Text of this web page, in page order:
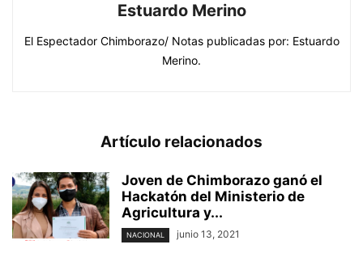
Estuardo Merino
El Espectador Chimborazo/ Notas publicadas por: Estuardo
Merino.
Artículo relacionados
Joven de Chimborazo ganó el
Hackatón del Ministerio de
Agricultura y...
NACIONAL junio 13, 2021